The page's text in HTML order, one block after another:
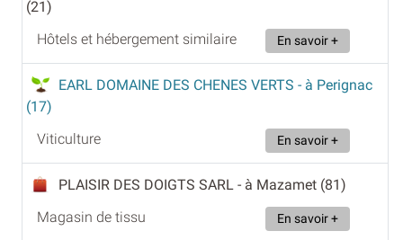
(21)
Hôtels et hébergement similaire
En savoir +
EARL DOMAINE DES CHENES VERTS - à Perignac
(17)
Viticulture
En savoir +
PLAISIR DES DOIGTS SARL - à Mazamet (81)
Magasin de tissu
En savoir +